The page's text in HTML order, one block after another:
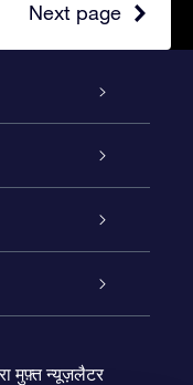
Next page
मुफ़्त न्यूज़लैटर